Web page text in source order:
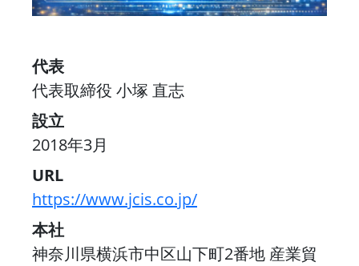
代表
代表取締役 小塚 直志
設立
2018年3月
URL
https://www.jcis.co.jp/
本社
神奈川県横浜市中区山下町2番地 産業貿